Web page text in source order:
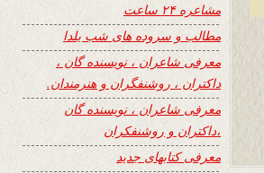
مشاعره ۲۴ ساعت
مطالب و سروده های شب یلدا
معرفی شاعران ، نویسنده گان ،
داکتران ، روشنفگران و هنرمندان.
معرفی شاعران ، نویسنده گان
،داکتران و روشنفکران
معرفی کتابهای جدید